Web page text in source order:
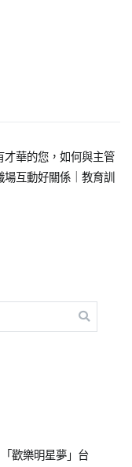
才華的您，如何與主管
場互動好關係｜教育訓
歡樂明星夢」台